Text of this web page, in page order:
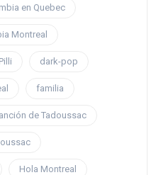
en Quebec
Montreal
dark-pop
familia
de Tadoussac
Hola Montreal